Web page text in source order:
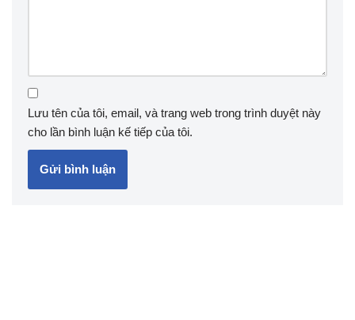
Lưu tên của tôi, email, và trang web trong trình duyệt này
cho lần bình luận kế tiếp của tôi.